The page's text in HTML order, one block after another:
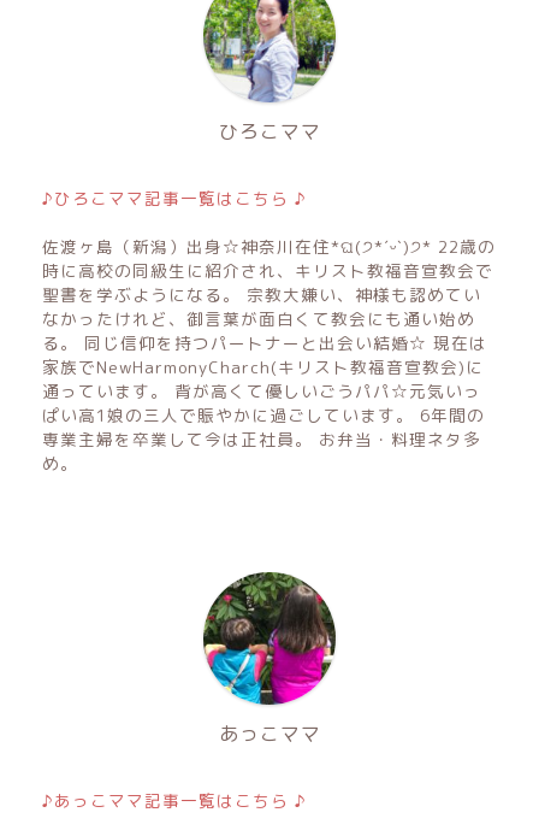
ひろこママ
♪ひろこママ記事一覧はこちら ♪
佐渡ヶ島（新潟）出身☆神奈川在住*ଘ(੭*ˊᵕˋ)੭* 22歳の
時に高校の同級生に紹介され、キリスト教福音宣教会で
聖書を学ぶようになる。 宗教大嫌い、神様も認めてい
なかったけれど、御言葉が面白くて教会にも通い始め
る。 同じ信仰を持つパートナーと出会い結婚☆ 現在は
家族でNewHarmonyCharch(キリスト教福音宣教会)に
通っています。 背が高くて優しいごうパパ☆元気いっ
ぱい高1娘の三人で賑やかに過ごしています。 6年間の
専業主婦を卒業して今は正社員。 お弁当・料理ネタ多
め。
あっこママ
♪あっこママ記事一覧はこちら ♪